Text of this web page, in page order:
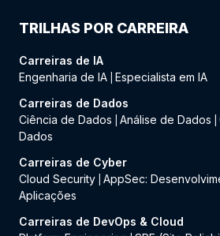
TRILHAS POR CARREIRA
Carreiras de IA
Engenharia de IA Especialista em IA
Carreiras de Dados
Ciência de Dados
Análise de Dados
Dados
Carreiras de Cyber
Cloud Security AppSec:
Aplicações
Carreiras de DevOps & Cloud